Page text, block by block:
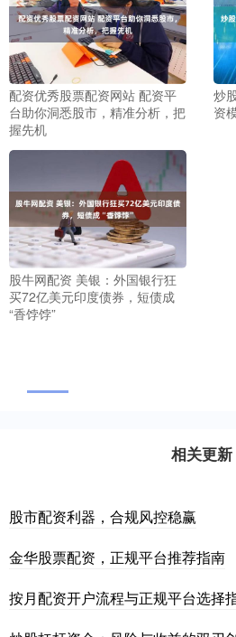
配资优秀股票配资网站 配资平
台助你洞悉股市，精准分析，把
握先机
炒
资
股牛网配资 美银：外国银行狂
买72亿美元印度债券，短债成
“香饽饽”
相关更新
股市配资利器，合规风控稳赢
金华股票配资，正规平台推荐指南
按月配资开户流程与正规平台选择